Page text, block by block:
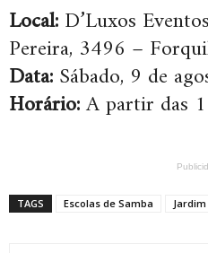
Local:D’Luxos
Pereira, 3496 –
Data:Sábado, 9 de
Horário:A partir das
TAGS Escolas de Samba